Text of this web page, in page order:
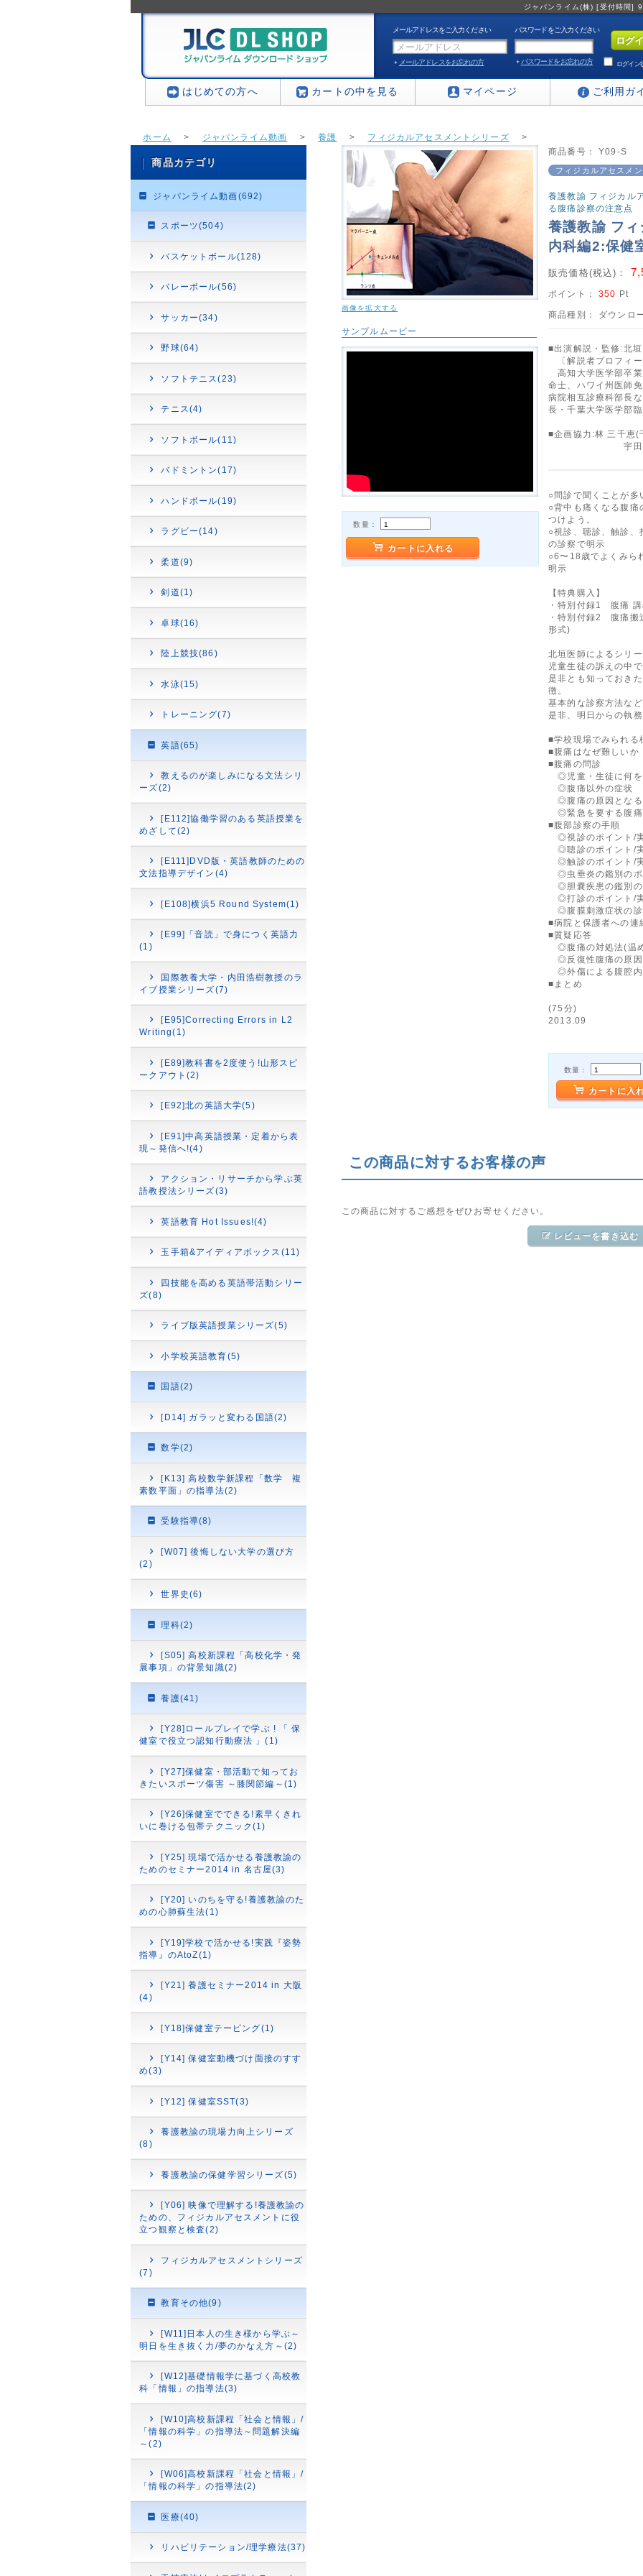
ジャパンライム(株) [受付時間]
メールアドレスをご入力ください パスワードをご入力ください
メールアドレスをお忘れの方 パスワードをお忘れの方 ログイン
はじめての方へ カートの中を見る マイページ ご利用ガ
ホーム > ジャパンライム動画 > 養護 > フィジカルアセスメントシリーズ
>
養護教諭 フィジカルアセスメントシリーズ 内科編2:保健室における腹痛診察の注意点
商品カテゴリ
ジャパンライム動画(692)
スポーツ(504)
バスケットボール(128)
バレーボール(56)
サッカー(34)
野球(64)
ソフトテニス(23)
テニス(4)
ソフトボール(11)
バドミントン(17)
ハンドボール(19)
ラグビー(14)
柔道(9)
剣道(1)
卓球(16)
陸上競技(86)
水泳(15)
トレーニング(7)
英語(65)
教えるのが楽しみになる文法シリ
ーズ(2)
[E112]協働学習のある英語授業を
めざして(2)
[E111]DVD版・英語教師のための
文法指導デザイン(4)
[E108]横浜5 Round System(1)
[E99]「音読」で身につく英語力
(1)
国際教養大学・内田浩樹教授のラ
イブ授業シリーズ(7)
[E95]Correcting Errors in L2
Writing(1)
[E89]教科書を2度使う!山形スピ
ークアウト(2)
[E92]北の英語大学(5)
[E91]中高英語授業・定着から表
現～発信へ!(4)
アクション・リサーチから学ぶ英
語教授法シリーズ(3)
英語教育 Hot Issues!(4)
玉手箱&アイディアボックス(11)
四技能を高める英語帯活動シリー
ズ(8)
ライブ版英語授業シリーズ(5)
小学校英語教育(5)
国語(2)
[D14] ガラッと変わる国語(2)
数学(2)
[K13] 高校数学新課程「数学 複
素数平面」の指導法(2)
受験指導(8)
[W07] 後悔しない大学の選び方
(2)
世界史(6)
理科(2)
[S05] 高校新課程「高校化学・発
展事項」の背景知識(2)
養護(41)
[Y28]ロールプレイで学ぶ ! 「 保
健室で役立つ認知行動療法 」(1)
[Y27]保健室・部活動で知ってお
きたいスポーツ傷害 ～膝関節編～(1)
[Y26]保健室でできる!素早くきれ
いに巻ける包帯テクニック(1)
[Y25] 現場で活かせる養護教諭の
ためのセミナー2014 in 名古屋(3)
[Y20] いのちを守る!養護教諭のた
めの心肺蘇生法(1)
[Y19]学校で活かせる!実践『姿勢
指導』のAtoZ(1)
[Y21] 養護セミナー2014 in 大阪
(4)
[Y18]保健室テーピング(1)
[Y14] 保健室動機づけ面接のすす
め(3)
[Y12] 保健室SST(3)
養護教諭の現場力向上シリーズ
(8)
養護教諭の保健学習シリーズ(5)
[Y06] 映像で理解する!養護教諭の
ための、フィジカルアセスメントに役
立つ観察と検査(2)
フィジカルアセスメントシリーズ
(7)
教育その他(9)
[W11]日本人の生き様から学ぶ～
明日を生き抜く力/夢のかなえ方～(2)
[W12]基礎情報学に基づく高校教
科「情報」の指導法(3)
[W10]高校新課程「社会と情報」/
「情報の科学」の指導法～問題解決編
～(2)
[W06]高校新課程「社会と情報」/
「情報の科学」の指導法(2)
医療(40)
リハビリテーション/理学療法(37)
画像を拡大する
サンプルムービー
数量：
カートに入れる
商品番号： Y09-S
フィジカルアセスメ
養護教諭 フィジカル
る腹痛診察の注意点
養護教諭 フ
内科編2:保健
販売価格(税込)：
ポイント：350 Pt
商品種別： ダウンロ
■出演解説・監修:北
〔解説者プロフィー
高知大学医学部卒
命士、ハワイ州医師
病院相互診療科部長
長・千葉大学医学部
■企画協力:林 三千恵(
宇田川 和子(
○問診で聞くことが多
○背中も痛くなる腹痛
つけよう。
○視診、聴診、触診、
の診察で明示
○6〜18歳でよくみら
明示
【特典購入】
・特別付録1 腹痛
・特別付録2 腹痛搬
形式)
北垣医師によるシリー
児童生徒の訴えの中
是非とも知っておき
徴。
基本的な診察方法な
是非、明日からの執
■学校現場でみられる
■腹痛はなぜ難しいか
■腹痛の問診
◎児童・生徒に何を
◎腹痛以外の症状
◎腹痛の原因となる
◎緊急を要する腹痛
■腹部診察の手順
◎視診のポイント/
◎聴診のポイント/
◎触診のポイント/
◎虫垂炎の鑑別のポ
◎胆嚢疾患の鑑別の
◎打診のポイント/
◎腹膜刺激症状の診
■病院と保護者への連
■質疑応答
◎腹痛の対処法(温
◎反復性腹痛の原因
◎外傷による腹腔内
■まとめ
(75分)
2013.09
数量：
カートに入
この商品に対するお客様の声
この商品に対するご感想をぜひお寄せください。
レビューを書き込む